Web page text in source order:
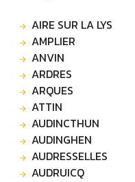
AIRE SUR LA LYS
AMPLIER
ANVIN
ARDRES
ARQUES
ATTIN
AUDINCTHUN
AUDINGHEN
AUDRESSELLES
AUDRUICQ